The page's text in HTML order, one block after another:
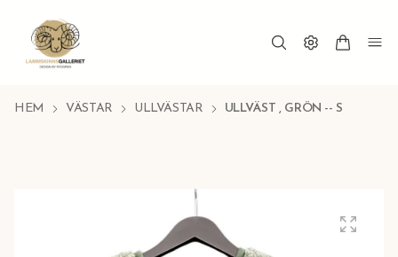
HEM VÄSTAR ULLVÄSTAR ULLVÄST , GRÖN -- S